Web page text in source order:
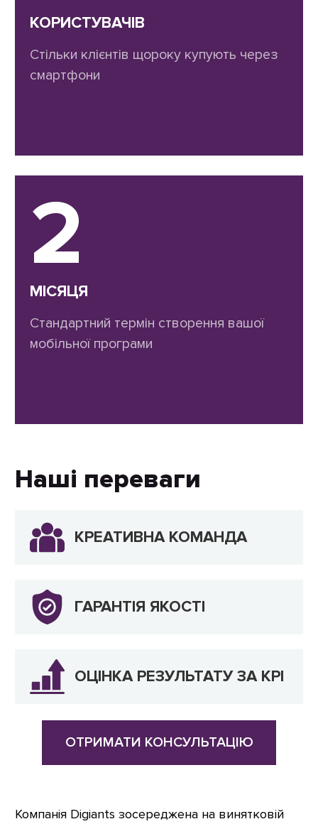
КОРИСТУВАЧІВ
Стільки клієнтів щороку купують через
смартфони
2
МІСЯЦЯ
Стандартний термін створення вашої
мобільної програми
Наші переваги
КРЕАТИВНА КОМАНДА
ГАРАНТІЯ ЯКОСТІ
ОЦІНКА РЕЗУЛЬТАТУ ЗА KPI
ОТРИМАТИ КОНСУЛЬТАЦІЮ
Компанія Digiants зосереджена на винятковій